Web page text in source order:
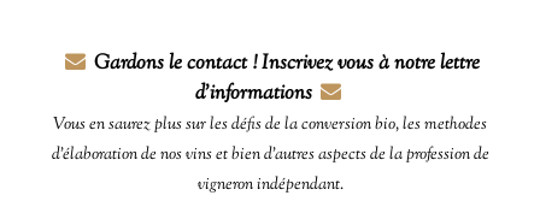
Gardons le contact ! Inscrivez vous à notre lettre
d'informations
Vous en saurez plus sur les défis de la conversion bio, les methodes
d'élaboration de nos vins et bien d'autres aspects de la profession de
vigneron indépendant.